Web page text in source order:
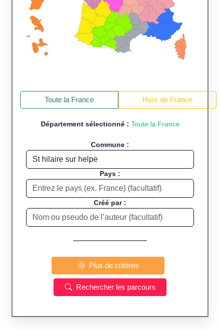
Toute la France Hors de France
Département sélectionné : Toute la France
Commune :
Pays :
Créé par :
Plus de critères
Rechercher les parcours